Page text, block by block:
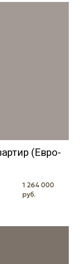
(Евро-
1 264 000
руб.